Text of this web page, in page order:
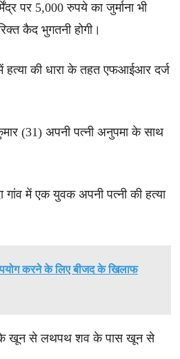
पर 5,000 रुपये का जुर्माना भी
कैद भुगतनी होगी।
हत्या की धारा के तहत एफआईआर दर्ज
(31) अपनी पत्नी अनुपमा के साथ
गांव में एक युवक अपनी पत्नी की हत्या
करने के लिए बीजद के खिलाफ
के खून से लथपथ शव के पास खून से